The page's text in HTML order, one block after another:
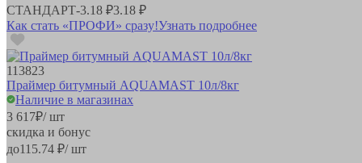
СТАНДАРТ-3.18 ₽3.18 ₽
Как стать «ПРОФИ» сразу!Узнать подробнее
113823
Праймер битумный AQUAMAST 10л/8кг
Наличие в магазинах
3 617₽/ шт
скидка и бонус
до115.74 ₽/ шт